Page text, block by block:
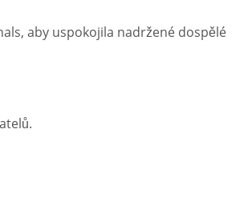
aby uspokojila nadržené dospělé